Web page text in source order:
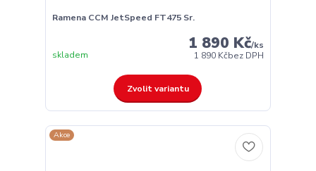
Ramena CCM JetSpeed FT475 Sr.
1 890 Kč/ks
1 890 Kčbez DPH
skladem
Zvolit variantu
Akce